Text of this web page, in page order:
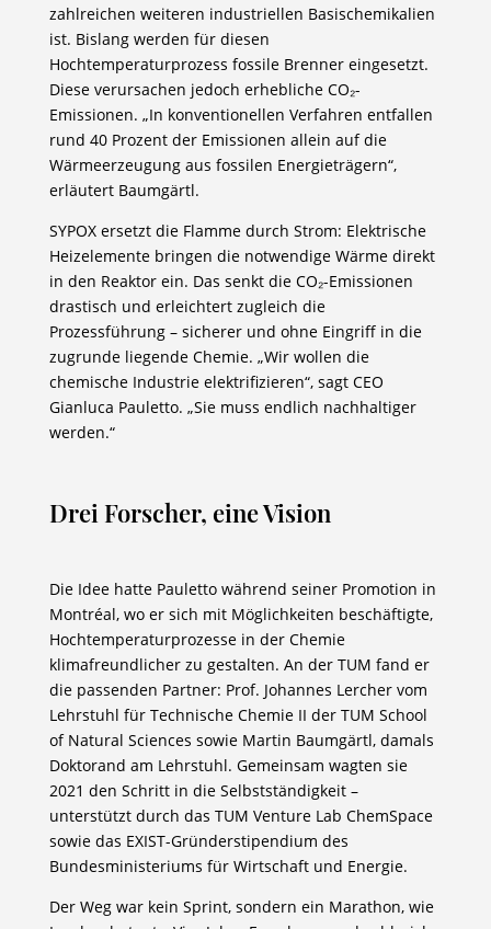
zahlreichen weiteren industriellen Basischemikalien
ist. Bislang werden für diesen
Hochtemperaturprozess fossile Brenner eingesetzt.
Diese verursachen jedoch erhebliche CO₂-
Emissionen. „In konventionellen Verfahren entfallen
rund 40 Prozent der Emissionen allein auf die
Wärmeerzeugung aus fossilen Energieträgern“,
erläutert Baumgärtl.
SYPOX ersetzt die Flamme durch Strom: Elektrische
Heizelemente bringen die notwendige Wärme direkt
in den Reaktor ein. Das senkt die CO₂-Emissionen
drastisch und erleichtert zugleich die
Prozessführung – sicherer und ohne Eingriff in die
zugrunde liegende Chemie. „Wir wollen die
chemische Industrie elektrifizieren“, sagt CEO
Gianluca Pauletto. „Sie muss endlich nachhaltiger
werden.“
Drei Forscher, eine Vision
Die Idee hatte Pauletto während seiner Promotion in
Montréal, wo er sich mit Möglichkeiten beschäftigte,
Hochtemperaturprozesse in der Chemie
klimafreundlicher zu gestalten. An der TUM fand er
die passenden Partner: Prof. Johannes Lercher vom
Lehrstuhl für Technische Chemie II der TUM School
of Natural Sciences sowie Martin Baumgärtl, damals
Doktorand am Lehrstuhl. Gemeinsam wagten sie
2021 den Schritt in die Selbstständigkeit –
unterstützt durch das TUM Venture Lab ChemSpace
sowie das EXIST-Gründerstipendium des
Bundesministeriums für Wirtschaft und Energie.
Der Weg war kein Sprint, sondern ein Marathon, wie